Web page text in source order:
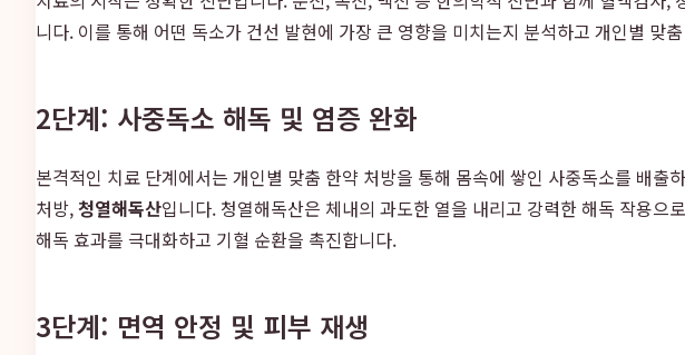
니다. 이를 통해 어떤 독소가 건선 발현에 가장 큰 영향을 미치는지 분석하고 개인별 맞
2단계: 사중독소 해독 및 염증 완화
본격적인 치료 단계에서는 개인별 맞춤 한약 처방을 통해 몸속에 쌓인 사중독소를 배
처방,청열해독산입니다. 청열해독산은 체내의 과도한 열을 내리고 강력한 해독 작용
해독 효과를 극대화하고 기혈 순환을 촉진합니다.
3단계: 면역 안정 및 피부 재생